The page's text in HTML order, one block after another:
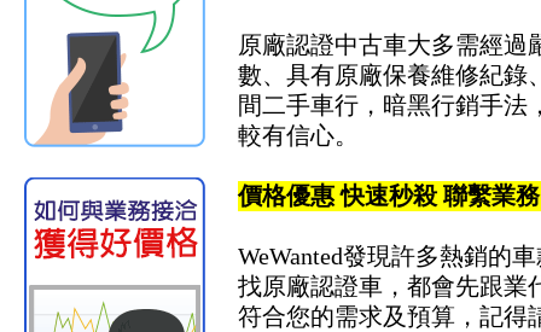
原廠認證中古車大多需經過
數、具有原廠保養維修紀錄
間二手車行，暗黑行銷手法
較有信心。
價格優惠 快速秒殺 聯繫業
WeWanted發現許多熱銷的
找原廠認證車，都會先跟業
符合您的需求及預算，記得